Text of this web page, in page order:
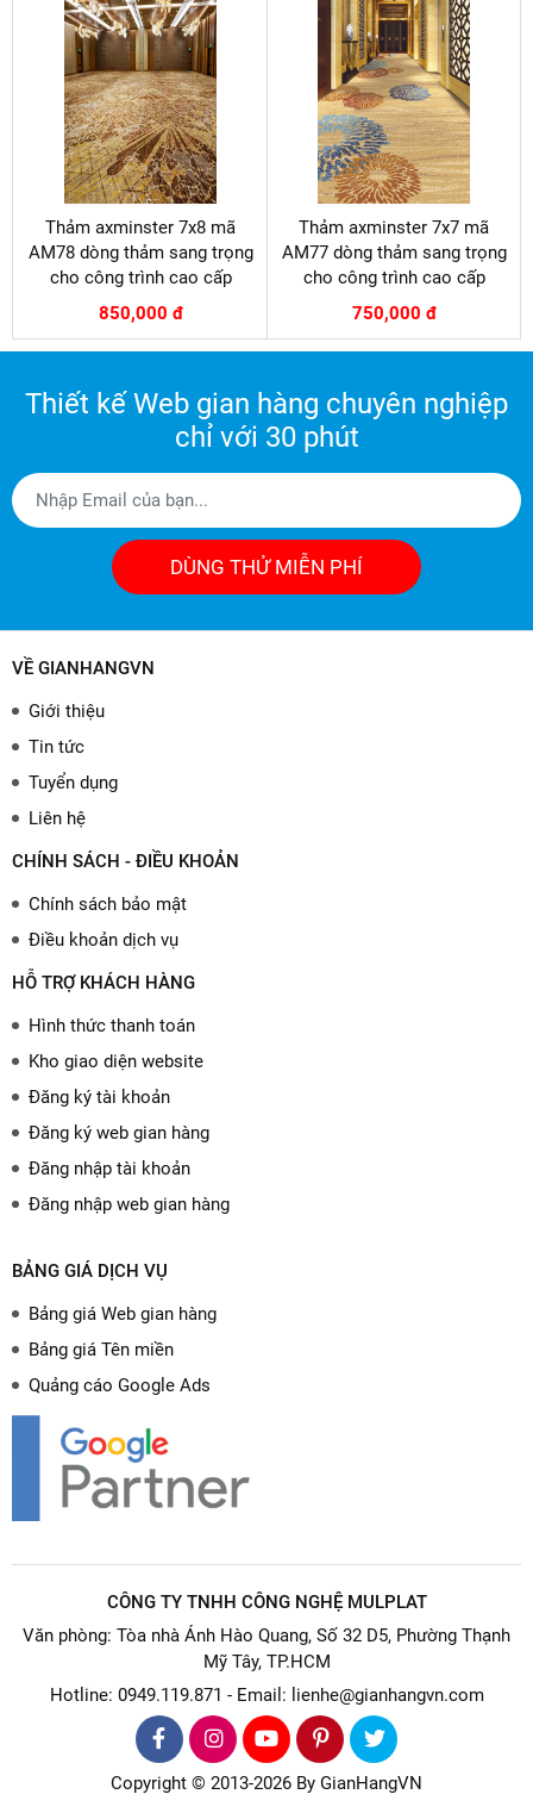
Thảm axminster 7x8 mã
AM78 dòng thảm sang trọng
cho công trình cao cấp
850,000 đ
Thảm axminster 7x7 mã
AM77 dòng thảm sang trọng
cho công trình cao cấp
750,000 đ
Thiết kế Web gian hàng chuyên nghiệp
chỉ với 30 phút
DÙNG THỬ MIỄN PHÍ
VỀ GIANHANGVN
Giới thiệu
Tin tức
Tuyển dụng
Liên hệ
CHÍNH SÁCH - ĐIỀU KHOẢN
Chính sách bảo mật
Điều khoản dịch vụ
HỖ TRỢ KHÁCH HÀNG
Hình thức thanh toán
Kho giao diện website
Đăng ký tài khoản
Đăng ký web gian hàng
Đăng nhập tài khoản
Đăng nhập web gian hàng
BẢNG GIÁ DỊCH VỤ
Bảng giá Web gian hàng
Bảng giá Tên miền
Quảng cáo Google Ads
CÔNG TY TNHH CÔNG NGHỆ MULPLAT
Văn phòng: Tòa nhà Ánh Hào Quang, Số 32 D5, Phường Thạnh
Mỹ Tây, TP.HCM
Hotline: 0949.119.871 - Email: lienhe@gianhangvn.com
Copyright © 2013-2026 By GianHangVN